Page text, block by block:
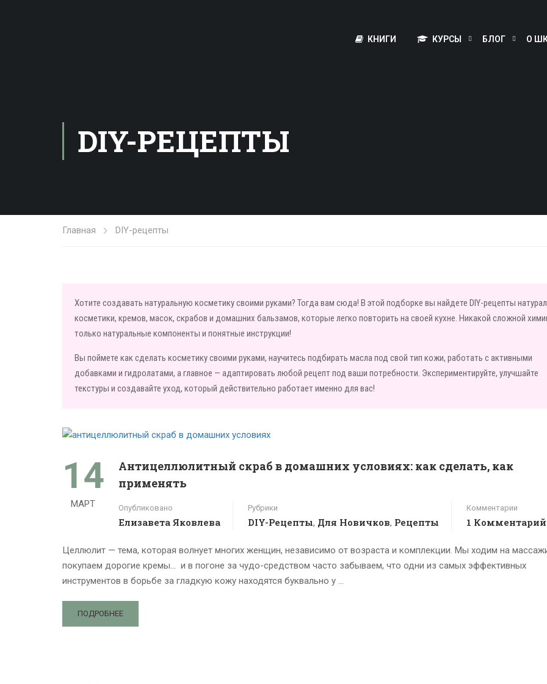
КНИГИ КУРСЫ БЛОГ О
DIY-РЕЦЕПТЫ
Главная DIY-рецепты
Хотите создавать натуральную косметику своими руками? Тогда вам сюда! В этой подборке вы найдете DIY-рецепты
косметики, кремов, масок, скрабов и домашних бальзамов, которые легко повторить на своей кухне. Никакой сложной
только натуральные компоненты и понятные инструкции!
Вы поймете как сделать косметику своими руками, научитесь подбирать масла под свой тип кожи, работать с активными
добавками и гидролатами, а главное — адаптировать любой рецепт под ваши потребности. Экспериментируйте, улучшайте
текстуры и создавайте уход, который действительно работает именно для вас!
14
МАРТ
Антицеллюлитный скраб в домашних условиях: как сделать, как
применять
Опубликовано
Елизавета Яковлева
Рубрики
DIY-Рецепты, Для Новичков, Рецепты
Комментарии
1 Комментарий
Целлюлит — тема, которая волнует многих женщин, независимо от возраста и комплекции. Мы ходим на
покупаем дорогие кремы… и в погоне за чудо-средством часто забываем, что одни из самых эффективных
инструментов в борьбе за гладкую кожу находятся буквально у …
ПОДРОБНЕЕ